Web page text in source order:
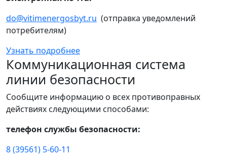
do@vitimenergosbyt.ru (отправка уведомлений
потребителям)
Узнать подробнее
Коммуникационная система
линии безопасности
Сообщите информацию о всех противоправных
действиях следующими способами:
телефон службы безопасности:
8 (39561) 5-60-11